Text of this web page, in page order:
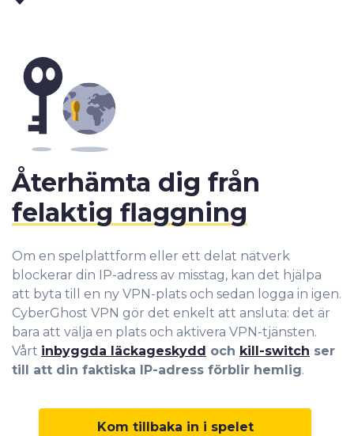
Återhämta dig från
felaktig flaggning
Om en spelplattform eller ett delat nätverk
blockerar din IP-adress av misstag, kan det hjälpa
att byta till en ny VPN-plats och sedan logga in igen.
CyberGhost VPN gör det enkelt att ansluta: det är
bara att välja en plats och aktivera VPN-tjänsten.
Vårt inbyggda läckageskydd och kill-switch ser
till att din faktiska IP-adress förblir hemlig.
Kom tillbaka in i spelet